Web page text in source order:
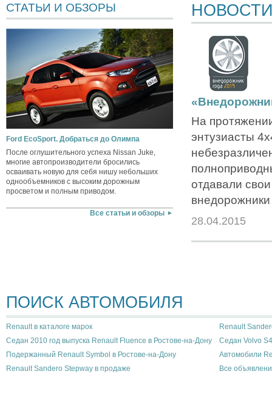
СТАТЬИ И ОБЗОРЫ
Ford EcoSport. Добраться до Олимпа
После оглушительного успеха Nissan Juke,
многие автопроизводители бросились
осваивать новую для себя нишу небольших
однообъемников с высоким дорожным
просветом и полным приводом.
Все статьи и обзоры
НОВОСТИ
На
энтузиасты
отдавали
28.04.2015
ПОИСК АВТОМОБИЛЯ
Renault в каталоге марок
Renault
Седан 2010 год выпуска Renault Fluence в Ростове-на-Дону
Седан Volvo
Подержанный Renault Symbol в Ростове-на-Дону
Автомобили
Renault Sandero Stepway в продаже
Все